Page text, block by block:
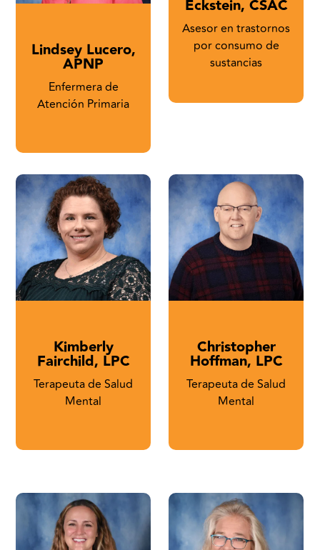
Lindsey Lucero,
APNP
Enfermera de
Atención Primaria
Eckstein, CSAC
Asesor en trastornos
por consumo de
sustancias
Kimberly
Fairchild, LPC
Terapeuta de Salud
Mental
Christopher
Hoffman, LPC
Terapeuta de Salud
Mental